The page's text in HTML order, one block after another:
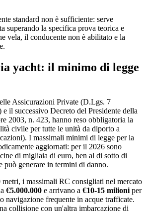
standard non è sufficiente: serve
superando la specifica prova teorica e
vela, il conducente non è abilitato e la
yacht: il minimo di legge
Assicurazioni Private (D.Lgs. 7
e il successivo Decreto del Presidente della
2003, n. 423, hanno reso obbligatoria la
civile per tutte le unità da diporto a
I massimali minimi di legge per la
aggiornati: per il 2026 sono
di migliaia di euro, ben al di sotto di
può generare in termini di danno.
i massimali RC consigliati nel mercato
€5.000.000 e arrivano a €10-15 milioni per
navigazione frequente in acque trafficate.
collisione con un'altra imbarcazione di